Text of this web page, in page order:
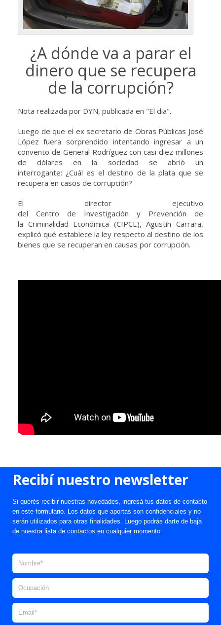
¿A dónde va a parar el
dinero que se recupera
de la corrupción?
Nota realizada por DYN, publicada en "El dia".
Luego de que el ex secretario de Obras Públicas José
López fuera sorprendido intentando ingresar a un
convento de General Rodríguez con casi diez millones
de dólares en la sociedad se abrió un
interrogante: ¿Cuál es el destino de la plata que se
recupera en casos de corrupción?
El director ejecutivo
del Centro de Investigación y Prevención de
la Criminalidad Económica (CIPCE), Agustín Carrara,
explicó qué establece la ley respecto al destino de los
bienes que se recuperan en causas por corrupción.
Recibí nuestro newsletter
Si querés recibir nuestras novedades, ingresá tus datos de contacto
en este formulario. Los datos que aportas son confidenciales y no
serán utilizados para otras finalidades. Luego podrás darte de baja
de nuestra lista de contactos en cualquier momento.